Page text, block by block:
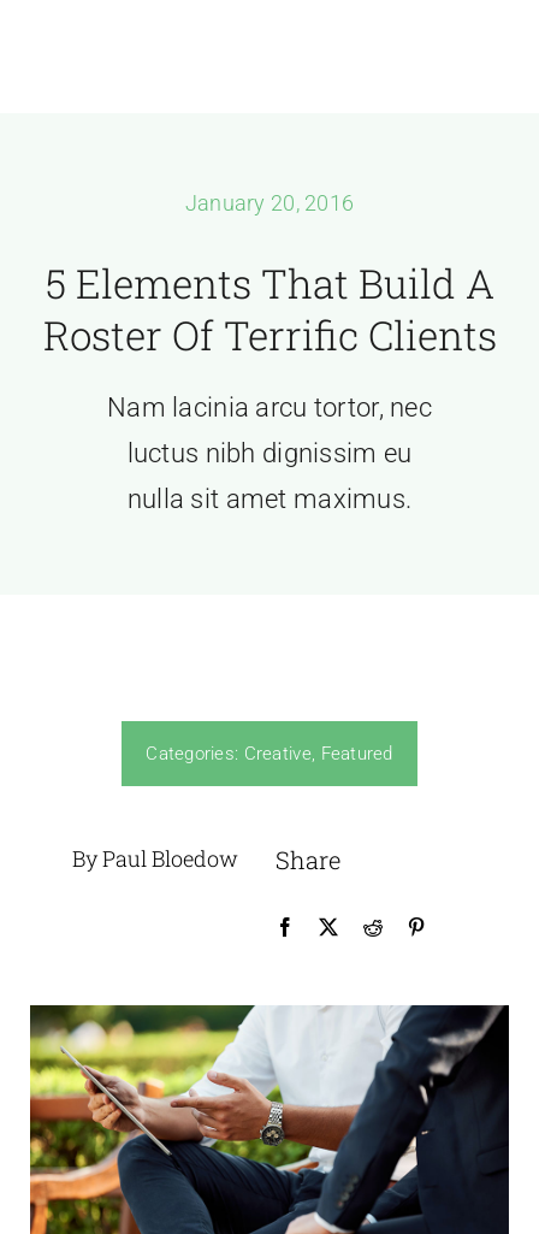
Contact
January 20, 2016
5 Elements That Build A
Roster Of Terrific Clients
Nam lacinia arcu tortor, nec
luctus nibh dignissim eu
nulla sit amet maximus.
Categories: Creative, Featured
By Paul Bloedow Share